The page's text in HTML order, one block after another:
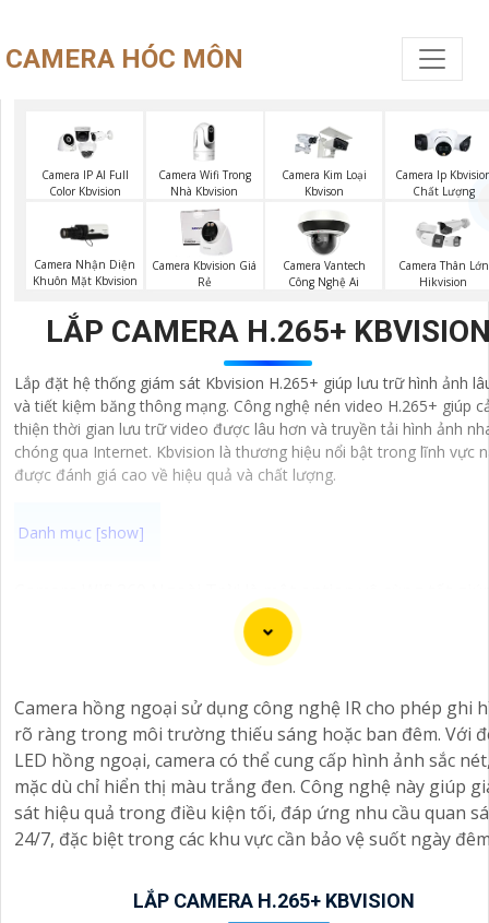
CAMERA HÓC MÔN
Camera IP AI Full
Color Kbvision
Camera Wifi Trong
Nhà Kbvision
Camera Kim Loại
Kbvison
Camera Ip
Chất Lượng
Camera Nhận Diện
Khuôn Mặt Kbvision
Camera Kbvision Giá
Rẻ
Camera Vantech
Công Nghệ Ai
Camera Thân Lớn
Hikvision
LẮP CAMERA H.265+
Lắp đặt hệ thống giám sát Kbvision H.265+ giúp lưu trữ hình ảnh
và tiết kiệm băng thông mạng. Công nghệ nén video H.265+ giúp
thiện thời gian lưu trữ video được lâu hơn và truyền tải hình ảnh
chóng qua Internet. Kbvision là thương hiệu nổi bật trong lĩnh vực
được đánh giá cao về hiệu quả và chất lượng.
đảm an ninh cho không gian của bạn một cách hiệu quả,
biệt là các khu vực ngoài trời. Camera với khả năng xoay
xảy ra tại khu vực giám sát dễ dàng với các chi tiết trong
khung hình sẽ được thể hiện rõ ràng.
Camera được thiết kế chắc chắn, chống nước và chống bụi
giúp camera hoạt động ổn định trong mọi điều kiện thời
️Với camera wifi 360 ngoài trời, bạn có thể yên tâm mà
cần lo lắng về việc bị xâm nhập hoặc mất trội tài sản.
Camera hồng ngoại sử dụng công nghệ IR cho phép ghi
rõ ràng trong môi trường thiếu sáng hoặc ban đêm. Với
LED hồng ngoại, camera có thể cung cấp hình ảnh sắc
mặc dù chỉ hiển thị màu trắng đen. Công nghệ này giúp
sát hiệu quả trong điều kiện tối, đáp ứng nhu cầu quan
24/7, đặc biệt trong các khu vực cần bảo vệ suốt ngày
LẮP CAMERA H.265+ KBVISION